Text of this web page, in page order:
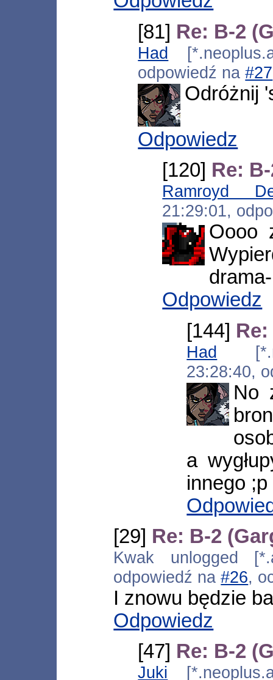
[81] Re: B-2
Had
odpowiedź na#27
Odróżnij
Odpowiedz
[120] Re:
Ramroyd
21:29:01,
Oooo
Odpowiedz
[144]
Had
23:28:40,
No
a
innego ;p
[29] Re: B-2
Kwak unlogged
odpowiedź na#26,
I znowu będzie
Odpowiedz
[47] Re: B-2
Juki